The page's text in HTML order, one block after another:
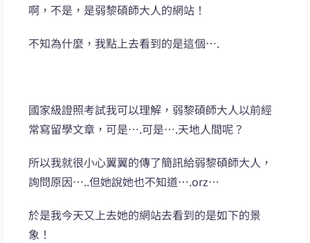
啊，不是，是弱黎碩師大人的網站！
不知為什麼，我點上去看到的是這個….
國家級證照考試我可以理解，弱黎碩師大人以前經
常寫留學文章，可是….可是….天地人間呢？
所以我就很小心翼翼的傳了簡訊給弱黎碩師大人，
詢問原因…..但她說她也不知道….orz…
於是我今天又上去她的網站去看到的是如下的景
象！